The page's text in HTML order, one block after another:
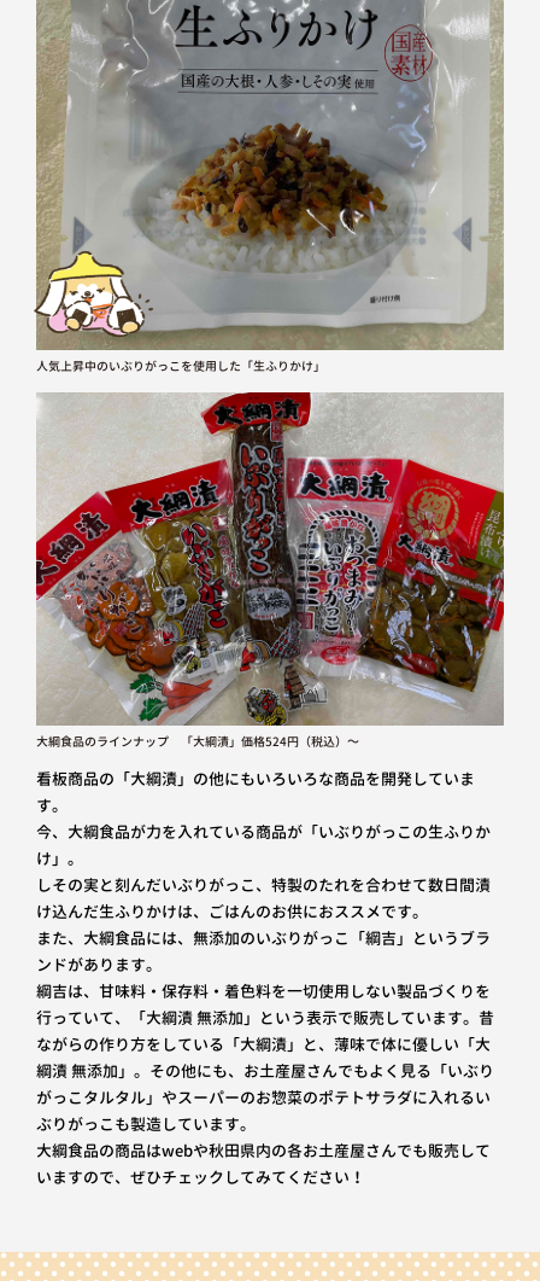
人気上昇中のいぶりがっこを使用した「生ふりかけ」
大綱食品のラインナップ 「大綱漬」価格524円（税込）～
看板商品の「大綱漬」の他にもいろいろな商品を開発していま
す。
今、大綱食品が力を入れている商品が「いぶりがっこの生ふりか
け」。
しその実と刻んだいぶりがっこ、特製のたれを合わせて数日間漬
け込んだ生ふりかけは、ごはんのお供におススメです。
また、大綱食品には、無添加のいぶりがっこ「綱吉」というブラ
ンドがあります。
綱吉は、甘味料・保存料・着色料を一切使用しない製品づくりを
行っていて、「大綱漬 無添加」という表示で販売しています。昔
ながらの作り方をしている「大綱漬」と、薄味で体に優しい「大
綱漬 無添加」。その他にも、お土産屋さんでもよく見る「いぶり
がっこタルタル」やスーパーのお惣菜のポテトサラダに入れるい
ぶりがっこも製造しています。
大綱食品の商品はwebや秋田県内の各お土産屋さんでも販売して
いますので、ぜひチェックしてみてください！